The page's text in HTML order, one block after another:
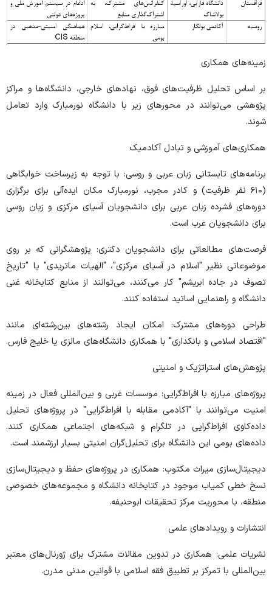
زمینه‌های همکاری
بر اساس تحلیل ظرفیت‌های فوق، نهادهای خارجی، دانشگاه‌ها و مراکز
پژوهشی می‌توانند در محورهای زیر با دانشگاه نورمبارک وارد تعامل
شوند.
همکاری‌های آموزشی و تبادل آکادمیک
برنامه‌های تابستانی زبان عربی و روسی: با توجه به زیرساخت خوابگاهی
(۶۱۰ نفر ظرفیت) و کادر مجرب، نورمبارک مکان ایده‌آلی برای برگزاری
دوره‌های فشرده زبان عربی برای دانشجویان آسیای مرکزی و زبان روسی
برای دانشجویان عرب است.
فرصت‌های مطالعاتی برای دانشجویان دکتری: پژوهشگرانی که بر روی
موضوعاتی نظیر "اسلام در آسیای مرکزی"، "الهیات ماتریدی" یا "تاریخ
تصوف در جاده ابریشم" کار می‌کنند، می‌توانند از منابع کتابخانه غنی
دانشگاه و راهنمایی اساتید استفاده کنند.
طراحی دوره‌های مشترک: امکان ایجاد رشته‌های بین‌رشته‌ای مانند
"اقتصاد اسلامی و بانکداری" با همکاری دانشگاه‌های مالزی یا خلیج فارس.
پژوهش‌های استراتژیک و امنیتی
پروژه‌های مبارزه با افراط‌گرایی: موسسات غربی و بین‌المللی فعال در زمینه
امنیت می‌توانند با "آکادمی مقابله با افراط‌گرایی" در پروژه‌های تحلیل
داده‌کاوی افراط‌گرایی در تلگرام و شبکه‌های اجتماعی همکاری کنند.
داده‌های بومی این دانشگاه برای تحلیل‌گران امنیتی بسیار ارزشمند است.
دیجیتال‌سازی میراث مکتوب: همکاری در پروژه‌های حفظ و دیجیتال‌سازی
نسخ خطی کمیاب موجود در کتابخانه دانشگاه و مجموعه‌های خصوصی
منطقه، با محوریت مرکز تحقیقات ابوحنیفه.
انتشارات و رویدادهای علمی
نشریات علمی: همکاری در تدوین مقالات مشترک برای ژورنال‌های معتبر
بین‌المللی با تمرکز بر تطبیق فقه اسلامی با قوانین مدنی مدرن.